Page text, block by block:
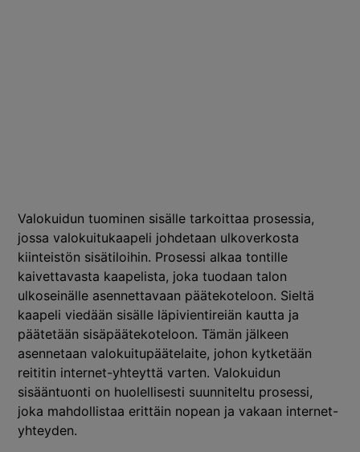
Valokuidun tuominen sisälle tarkoittaa prosessia,
jossa valokuitukaapeli johdetaan ulkoverkosta
kiinteistön sisätiloihin. Prosessi alkaa tontille
kaivettavasta kaapelista, joka tuodaan talon
ulkoseinälle asennettavaan päätekoteloon. Sieltä
kaapeli viedään sisälle läpivientireiän kautta ja
päätetään sisäpäätekoteloon. Tämän jälkeen
asennetaan valokuitupäätelaite, johon kytketään
reititin internet-yhteyttä varten. Valokuidun
sisääntuonti on huolellisesti suunniteltu prosessi,
joka mahdollistaa erittäin nopean ja vakaan internet-
yhteyden.